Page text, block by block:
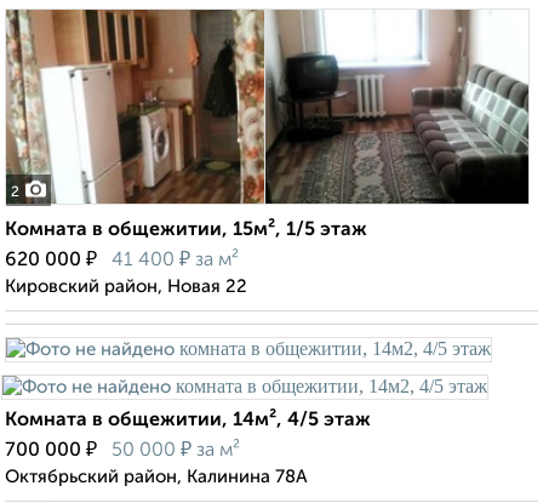
2
Комната в общежитии, 15м², 1/5 этаж
620 000 ₽ 41 400 ₽ за м²
Кировский район, Новая 22
Комната в общежитии, 14м², 4/5 этаж
700 000 ₽ 50 000 ₽ за м²
Октябрьский район, Калинина 78А